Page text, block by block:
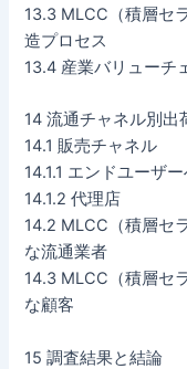
13.3 MLCC（積層セ
造プロセス
13.4 産業バリューチ
14 流通チャネル別出
14.1 販売チャネル
14.1.1 エンドユーザ
14.1.2 代理店
14.2 MLCC（積層セ
な流通業者
14.3 MLCC（積層セ
な顧客
15 調査結果と結論